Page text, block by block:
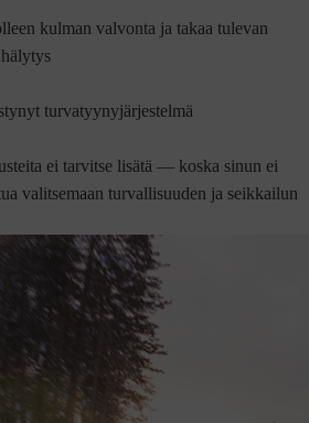
kulman valvonta ja takaa tulevan
turvatyynyjärjestelmä
ei tarvitse lisätä — koska sinun ei
valitsemaan turvallisuuden ja seikkailun